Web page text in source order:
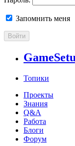
Запомнить меня
Войти
Топики
Проекты
Знания
Q&A
Работа
Блоги
Форум